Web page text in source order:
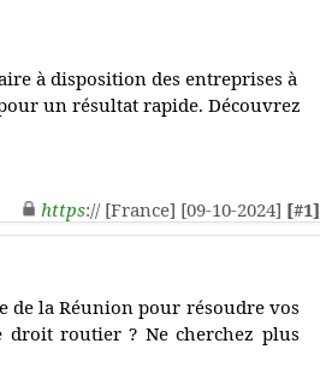
à disposition des entreprises à
un résultat rapide. Découvrez
https:// [France] [09-10-2024] [#1]
de la Réunion pour résoudre vos
routier ? Ne cherchez plus